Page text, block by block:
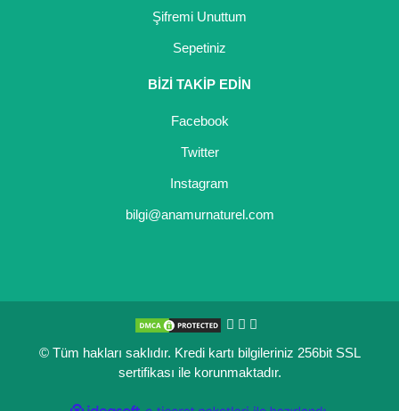
Şifremi Unuttum
Sepetiniz
BİZİ TAKİP EDİN
Facebook
Twitter
Instagram
bilgi@anamurnaturel.com
© Tüm hakları saklıdır. Kredi kartı bilgileriniz 256bit SSL
sertifikası ile korunmaktadır.